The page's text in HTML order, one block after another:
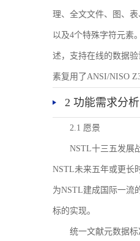
理、全文文件、图、
以及4个特殊字符元素
述，支持在线的数据
素复用了ANSI/NISO
2 功能需求分析
2.1 愿景
NSTL十三五发展
NSTL未来五年或更长
为NSTL建成国际一流
标的实现。
统一文献元数据